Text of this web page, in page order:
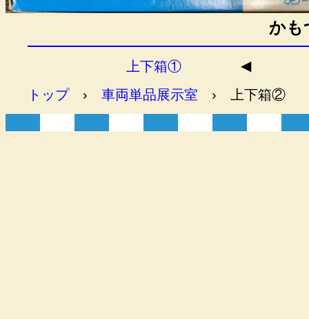
かも
上下箱①
◀︎
トップ› 車両単品展示室 › 上下箱②